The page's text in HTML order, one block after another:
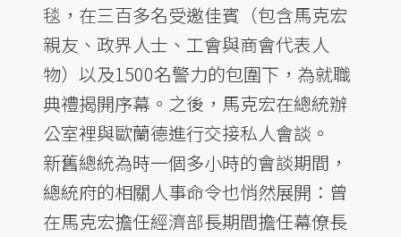
毯，在三百多名受邀佳賓（包含馬克宏
親友、政界人士、工會與商會代表人
物）以及1500名警力的包圍下，為就職
典禮揭開序幕。之後，馬克宏在總統辦
公室裡與歐蘭德進行交接私人會談。
新舊總統為時一個多小時的會談期間，
總統府的相關人事命令也悄然展開：曾
在馬克宏擔任經濟部長期間擔任幕僚長